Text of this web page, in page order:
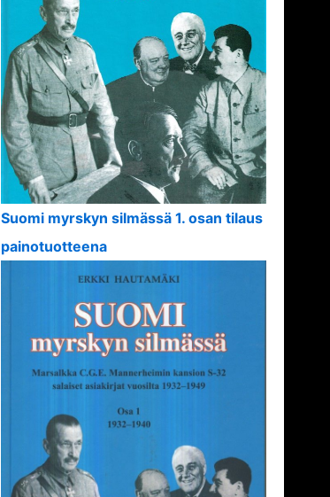
Suomi myrskyn silmässä 1. osan tilaus
painotuotteena